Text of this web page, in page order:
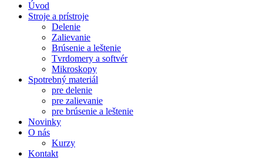
Úvod
Stroje a prístroje
Delenie
Zalievanie
Brúsenie a leštenie
Tvrdomery a softvér
Mikroskopy
Spotrebný materiál
pre delenie
pre zalievanie
pre brúsenie a leštenie
Novinky
O nás
Kurzy
Kontakt